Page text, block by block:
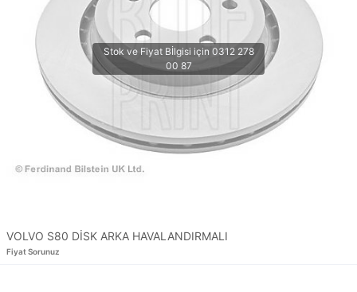
VOLVO S80 DİSK ARKA HAVALANDIRMALI
Fiyat Sorunuz